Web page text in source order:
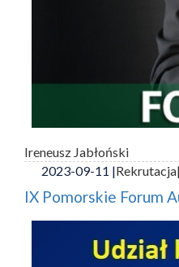
Ireneusz Jabłoński
2023-09-11 |Rekrutacja
IX Pomorskie Forum